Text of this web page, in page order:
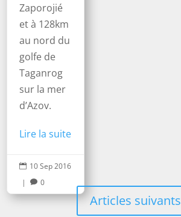
Zaporojié
et à 128km
au nord du
golfe de
Taganrog
sur la mer
d’Azov.
Lire la suite
 10 Sep 2016
|
 0
Articles suivants